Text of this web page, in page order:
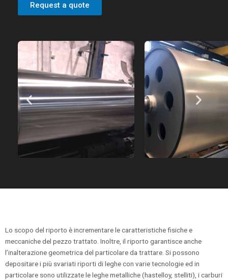
Request a quote
Lo scopo del riporto è incrementare le caratteristiche fisiche e
meccaniche del pezzo trattato. Inoltre, il riporto garantisce anche
l’inalterazione geometrica del particolare da trattare. Si possono
depositare i più svariati riporti di leghe con varie tecnologie ed in
particolare sono utilizzate le leghe metalliche (hastelloy, stelliti), i carburi